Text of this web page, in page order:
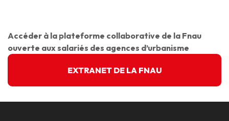
Accéder à la plateforme collaborative de la Fnau
ouverte aux salariés des agences d’urbanisme
EXTRANET DE LA FNAU